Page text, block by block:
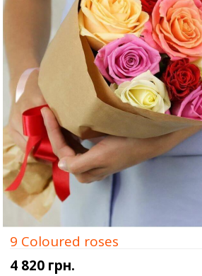
9 Coloured roses
4 820 грн.